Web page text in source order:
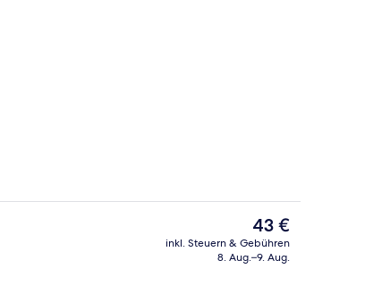
Der
aktuelle
Preis
43 €
inkl. Steuern & Gebühren
8. Aug.–9. Aug.